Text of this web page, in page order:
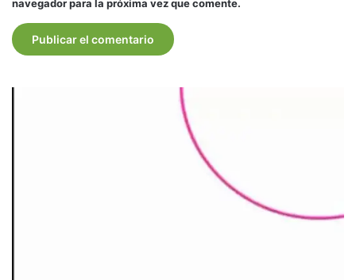
navegador para la próxima vez que comente.